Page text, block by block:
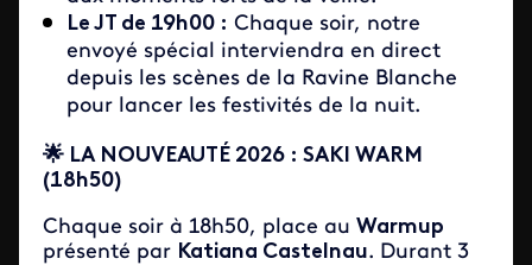
Le JT de 19h00 : Chaque soir, notre
envoyé spécial interviendra en direct
depuis les scènes de la Ravine Blanche
pour lancer les festivités de la nuit.
🌟 LA NOUVEAUTÉ 2026 : SAKI WARM
(18h50)
Chaque soir à 18h50, place au Warmup
présenté par Katiana Castelnau. Durant 3